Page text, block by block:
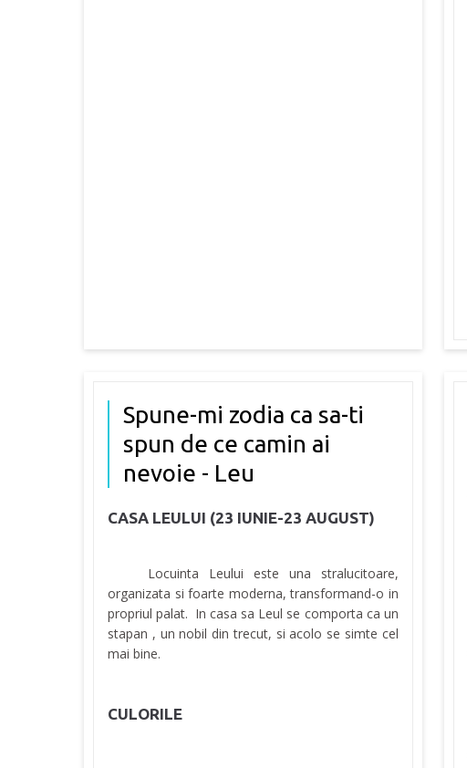
Spune-mi zodia ca sa-ti
spun de ce camin ai
nevoie - Leu
CASA LEULUI (23 IUNIE-23 AUGUST)
Locuinta Leului este una stralucitoare,
organizata si foarte moderna, transformand-o in
propriul palat. In casa sa Leul se comporta ca un
stapan , un nobil din trecut, si acolo se simte cel
mai bine.
CULORILE